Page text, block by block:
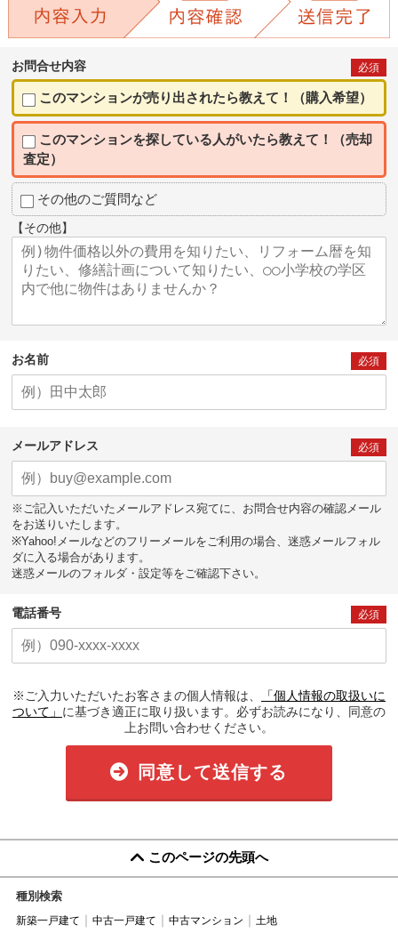
お問合せ内容 必須
このマンションが売り出されたら教えて！（購入希望）
このマンションを探している人がいたら教えて！（売却
査定）
その他のご質問など
【その他】
お名前 必須
メールアドレス 必須
※ご記入いただいたメールアドレス宛てに、お問合せ内容の確認メール
をお送りいたします。
※Yahoo!メールなどのフリーメールをご利用の場合、迷惑メールフォル
ダに入る場合があります。
迷惑メールのフォルダ・設定等をご確認下さい。
電話番号 必須
※ご入力いただいたお客さまの個人情報は、
「個人情報の取扱いに
ついて」 に基づき適正に取り扱います。必ずお読みになり、同意の
上お問い合わせください。
同意して送信する
このページの先頭へ
種別検索
新築一戸建て 中古一戸建て 中古マンション 土地